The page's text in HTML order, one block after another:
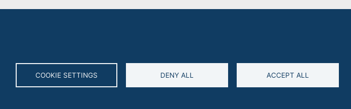
COOKIE SETTINGS DENY ALL ACCEPT ALL
Browse